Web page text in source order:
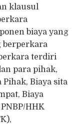
klausul
biaya yang
berperkara
terdiri
para pihak,
Pihak, Biaya sita
Biaya
HHK